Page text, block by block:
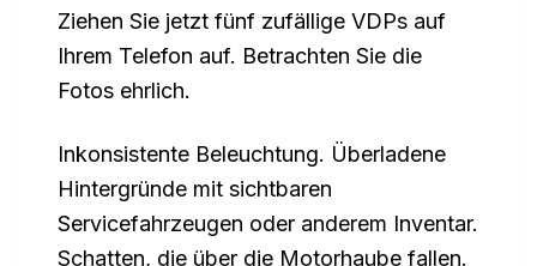
Ziehen Sie jetzt fünf zufällige VDPs auf
Ihrem Telefon auf. Betrachten Sie die
Fotos ehrlich.
Inkonsistente Beleuchtung. Überladene
Hintergründe mit sichtbaren
Servicefahrzeugen oder anderem Inventar.
Schatten, die über die Motorhaube fallen.